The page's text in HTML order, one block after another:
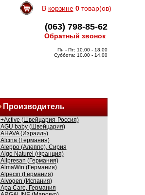
В корзине 0товар(ов)
(063) 798-85-62
Обратный звонок
Пн - Пт: 10.00 - 18.00
Суббота: 10.00 - 14.00
Производитель
+Active (Швейцария-Россия)
AGU baby (Швейцария)
AHAVA (Израиль)
Alcina (Германия)
Aleppo (Алеппо), Сирия
Algo Naturel (Франция)
Allpresan (Германия)
AlmaWin (Германия)
Alpecin (Германия)
Alvogen (Испания)
Apa Care, Германия